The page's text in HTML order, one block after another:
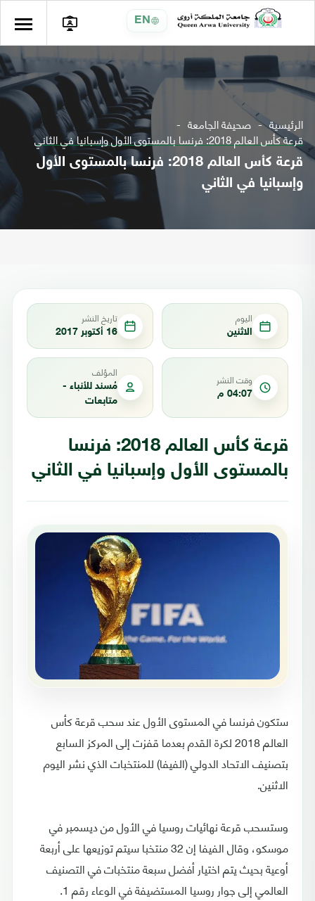
EN
الرئيسية صحيفة الجامعة
قرعة كأس العالم 2018: فرنسا بالمستوى الأول وإسبانيا في الثاني
قرعة كأس العالم 2018: فرنسا بالمستوى الأول
وإسبانيا في الثاني
اليوم
الاثنين
تاريخ النشر
16 أكتوبر 2017
وقت النشر
04:07 م
المؤلف
مُسند للأنباء -
متابعات
قرعة كأس العالم 2018: فرنسا
بالمستوى الأول وإسبانيا في الثاني
ستكون فرنسا في المستوى الأول عند سحب قرعة كأس
العالم 2018 لكرة القدم بعدما قفزت إلى المركز السابع
بتصنيف الاتحاد الدولي (الفيفا) للمنتخبات الذي نشر اليوم
الاثنين.
وستسحب قرعة نهائيات روسيا في الأول من ديسمبر في
موسكو، وقال الفيفا إن 32 منتخبا سيتم توزيعها على أربعة
أوعية بحيث يتم اختيار أفضل سبعة منتخبات في التصنيف
العالمي إلى جوار روسيا المستضيفة في الوعاء رقم 1.